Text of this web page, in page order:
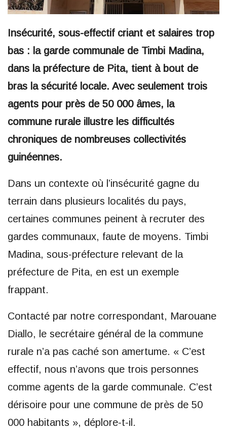
Insécurité, sous-effectif criant et salaires trop
bas : la garde communale de Timbi Madina,
dans la préfecture de Pita, tient à bout de
bras la sécurité locale. Avec seulement trois
agents pour près de 50 000 âmes, la
commune rurale illustre les difficultés
chroniques de nombreuses collectivités
guinéennes.
Dans un contexte où l’insécurité gagne du
terrain dans plusieurs localités du pays,
certaines communes peinent à recruter des
gardes communaux, faute de moyens. Timbi
Madina, sous-préfecture relevant de la
préfecture de Pita, en est un exemple
frappant.
Contacté par notre correspondant, Marouane
Diallo, le secrétaire général de la commune
rurale n’a pas caché son amertume. « C’est
effectif, nous n’avons que trois personnes
comme agents de la garde communale. C’est
dérisoire pour une commune de près de 50
000 habitants », déplore-t-il.